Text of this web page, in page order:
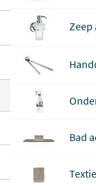
Zeep
Bad